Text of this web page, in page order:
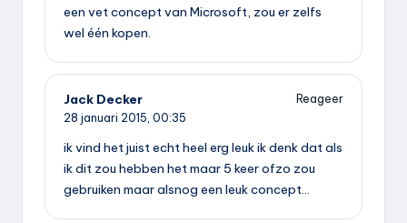
een vet concept van Microsoft, zou er zelfs
wel één kopen.
Jack Decker
Reageer
28 januari 2015, 00:35
ik vind het juist echt heel erg leuk ik denk dat als
ik dit zou hebben het maar 5 keer ofzo zou
gebruiken maar alsnog een leuk concept…